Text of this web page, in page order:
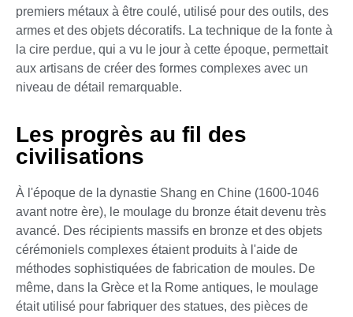
premiers métaux à être coulé, utilisé pour des outils, des
armes et des objets décoratifs. La technique de la fonte à
la cire perdue, qui a vu le jour à cette époque, permettait
aux artisans de créer des formes complexes avec un
niveau de détail remarquable.
Les progrès au fil des
civilisations
À l'époque de la dynastie Shang en Chine (1600-1046
avant notre ère), le moulage du bronze était devenu très
avancé. Des récipients massifs en bronze et des objets
cérémoniels complexes étaient produits à l'aide de
méthodes sophistiquées de fabrication de moules. De
même, dans la Grèce et la Rome antiques, le moulage
était utilisé pour fabriquer des statues, des pièces de